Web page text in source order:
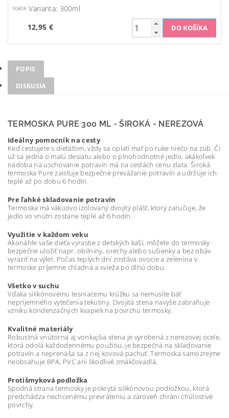
90408 Varianta: 300ml
12,95 €
POPIS
DISKUSIA
TERMOSKA PURE 300 ML - ŠIROKÁ - NEREZOVÁ
Ideálny pomocník na cesty
Keď cestujete s dieťaťom, vždy sa oplatí mať po ruke niečo na zub. Či
už sa jedná o malú desiatu alebo o plnohodnotné jedlo, akákoľvek
nádoba na uschovanie potravín má na cestách cenu zlata. Široká
termoska Pure zaisťuje bezpečné prevážanie potravín a udržuje ich
teplé až po dobu 6 hodín.
Pre ľahké skladovanie potravín
Termoska má vákuovo izolovaný dvojitý plášť, ktorý zaručuje, že
jedlo vo vnútri zostane teplé až 6 hodín.
Využitie v každom veku
Akonáhle vaše dieťa vyrastie z detských kaší, môžete do termosky
bezpečne uložiť napr. obilniny, orechy alebo sušienky a bez obáv
vyraziť na výlet. Počas teplých dní zostáva ovocie a zelenina v
termoske príjemne chladná a svieža po dlhú dobu.
Všetko v suchu
Vďaka silikónovému tesniacemu krúžku sa nemusíte báť
nepríjemného vytečenia tekutiny. Dvojitá stena navyše zabraňuje
vzniku kondenzačných kvapiek na povrchu termosky.
Kvalitné materiály
Robustná vnútorná aj vonkajšia stena je vyrobená z nerezovej ocele,
ktorá odolá každodennému použitiu, je bezpečná na skladovanie
potravín a neprenáša sa z nej kovová pachuť. Termoska samozrejme
neobsahuje BPA, PVC ani škodlivé zmäkčovadlá.
Protišmyková podložka
Spodná strana termosky je pokrytá silikónovou podložkou, ktorá
predchádza nechcenému prevráteniu a zároveň chráni chúlostivé
povrchy.